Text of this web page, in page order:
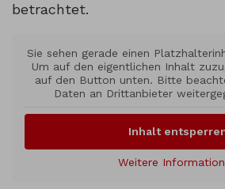
betrachtet.
Sie sehen gerade einen
Um auf den eigentlichen Inhalt
auf den Button unten. Bitte
Daten an Drittanbieter
Inhalt
Weitere